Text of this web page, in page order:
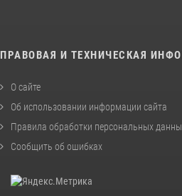
ПРАВОВАЯ И ТЕХНИЧЕСКАЯ
О сайте
Об использовании информации сайта
Правила обработки персональных
Сообщить об ошибках